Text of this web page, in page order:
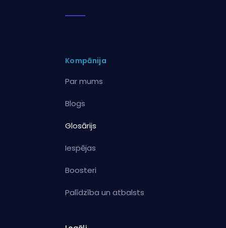
Kompānija
Par mums
Blogs
Glosārijs
Iespējas
Boosteri
Palīdzība un atbalsts